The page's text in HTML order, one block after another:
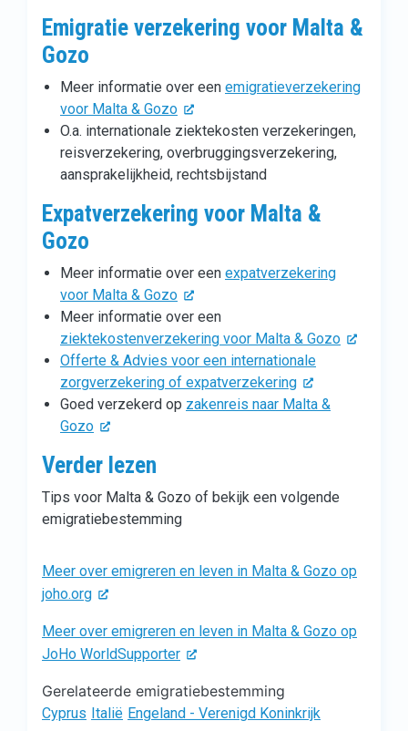
Emigratie verzekering voor Malta &
Gozo
Meer informatie over een emigratieverzekering
voor Malta & Gozo
O.a. internationale ziektekosten verzekeringen,
reisverzekering, overbruggingsverzekering,
aansprakelijkheid, rechtsbijstand
Expatverzekering voor Malta &
Gozo
Meer informatie over een expatverzekering
voor Malta & Gozo
Meer informatie over een
ziektekostenverzekering voor Malta & Gozo
Offerte & Advies voor een internationale
zorgverzekering of expatverzekering
Goed verzekerd op zakenreis naar Malta &
Gozo
Verder lezen
Tips voor Malta & Gozo of bekijk een volgende
emigratiebestemming
Meer over emigreren en leven in Malta & Gozo op
joho.org
Meer over emigreren en leven in Malta & Gozo op
JoHo WorldSupporter
Gerelateerde emigratiebestemming
Cyprus Italië Engeland - Verenigd Koninkrijk